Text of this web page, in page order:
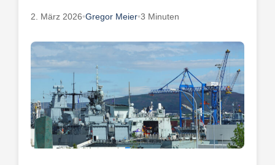
2. März 2026•Gregor Meier•3 Minuten